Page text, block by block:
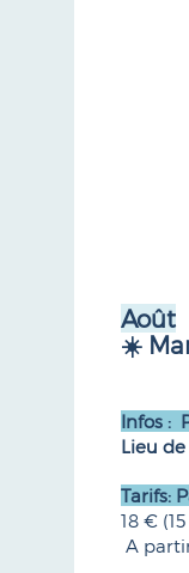
Août
☀️
Infos :
Lieu
Tarifs:
18 €
A